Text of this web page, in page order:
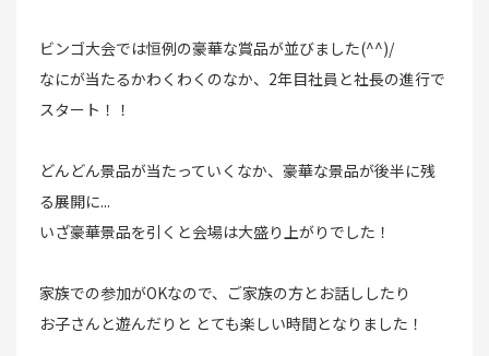
ビンゴ大会では恒例の豪華な賞品が並びました(^^)/
なにが当たるかわくわくのなか、2年目社員と社長の進行で
スタート！！
どんどん景品が当たっていくなか、豪華な景品が後半に残
る展開に...
いざ豪華景品を引くと会場は大盛り上がりでした！
家族での参加がOKなので、ご家族の方とお話ししたり
お子さんと遊んだりと とても楽しい時間となりました！